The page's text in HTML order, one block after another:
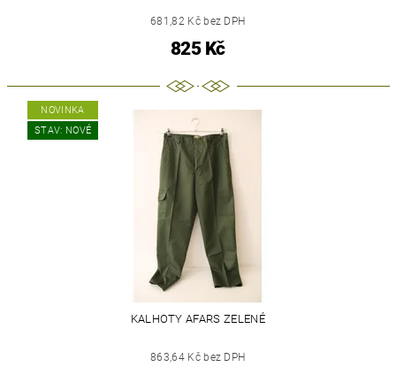
681,82 Kč bez DPH
825 Kč
NOVINKA
STAV: NOVÉ
KALHOTY AFARS ZELENÉ
863,64 Kč bez DPH